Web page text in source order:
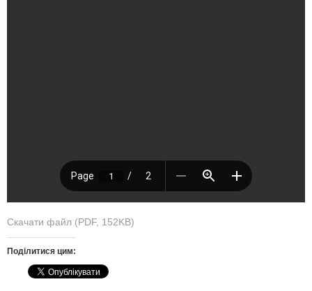
Скачати файл (PDF, 152KB)
Поділитися цим: